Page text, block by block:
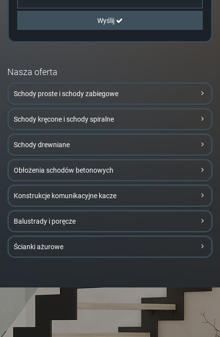
Wyślij
Nasza oferta
Schody proste i schody zabiegowe
Schody kręcone i schody spiralne
Schody drewniane
Obłożenia schodów betonowych
Konstrukcje komunikacyjne kacze
Balustrady i poręcze
Ścianki ażurowe